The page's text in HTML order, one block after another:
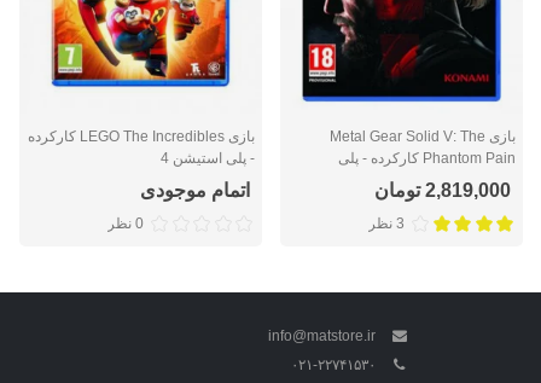
بازی Metal Gear Solid V: The
Phantom Pain کارکرده - پلی
استیشن 4
2,819,000 تومان
3 نظر
بازی LEGO The Incredibles کارکرده
- پلی استیشن 4
اتمام موجودی
0 نظر
info@matstore.ir
۰۲۱-۲۲۷۴۱۵۳۰